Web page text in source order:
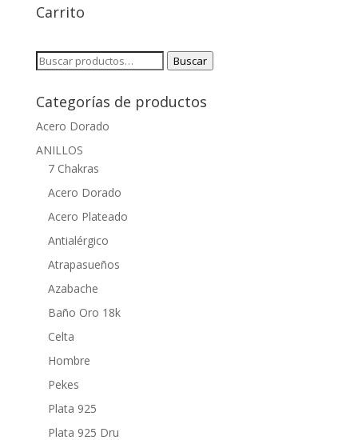
Carrito
Buscar
Buscar
Categorías de productos
Acero Dorado
ANILLOS
7 Chakras
Acero Dorado
Acero Plateado
Antialérgico
Atrapasueños
Azabache
Baño Oro 18k
Celta
Hombre
Pekes
Plata 925
Plata 925 Dru